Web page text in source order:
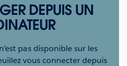
DEPUIS UN
pas disponible sur les
vous connecter depuis